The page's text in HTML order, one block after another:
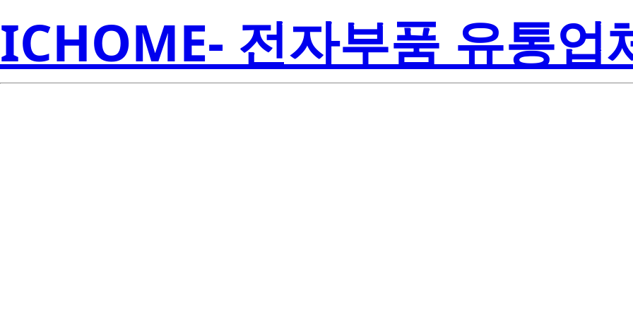
ICHOME- 전자부품 유통업